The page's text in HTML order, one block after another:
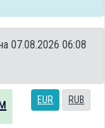
07.08.2026 06:08
EUR RUB